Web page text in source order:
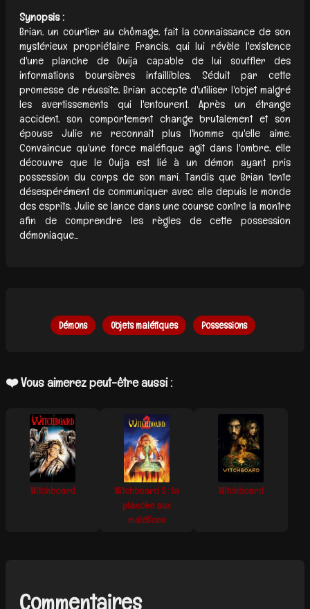
Synopsis :
Brian, un courtier au chômage, fait la connaissance de son
mystérieux propriétaire Francis, qui lui révèle l'existence
d'une planche de Ouija capable de lui souffler des
informations boursières infaillibles. Séduit par cette
promesse de réussite, Brian accepte d'utiliser l'objet malgré
les avertissements qui l'entourent. Après un étrange
accident, son comportement change brutalement et son
épouse Julie ne reconnaît plus l'homme qu'elle aime.
Convaincue qu'une force maléfique agit dans l'ombre, elle
découvre que le Ouija est lié à un démon ayant pris
possession du corps de son mari. Tandis que Brian tente
désespérément de communiquer avec elle depuis le monde
des esprits, Julie se lance dans une course contre la montre
afin de comprendre les règles de cette possession
démoniaque...
Démons Objets maléfiques Possessions
❤️ Vous aimerez peut-être aussi :
Witchboard
Witchboard 2 : la
planche aux
maléfices
Witchboard
Commentaires